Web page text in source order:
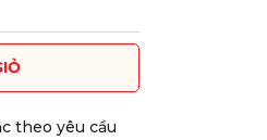
theo yêu cầu